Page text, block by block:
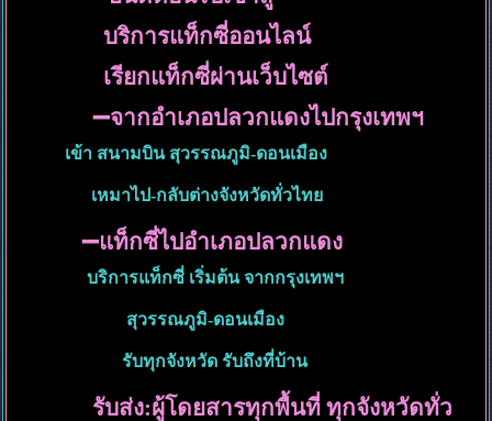
บริการแท็กซี่ออนไลน์
เรียกแท็กซี่ผ่านเว็บไซต์
➖จากอำเภอปลวกแดงไปกรุงเทพฯ
เข้า สนามบิน สุวรรณภูมิ-ดอนเมือง
เหมาไป-กลับต่างจังหวัดทั่วไทย
➖แท็กซี่ไปอำเภอปลวกแดง
บริการแท็กซี่ เริ่มต้น จากกรุงเทพฯ
สุวรรณภูมิ-ดอนเมือง
รับทุกจังหวัด รับถึงที่บ้าน
รับส่ง:ผู้โดยสารทุกพื้นที่ ทุกจังหวัดทั่ว